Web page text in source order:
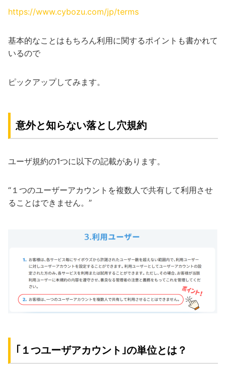
https://www.cybozu.com/jp/terms
基本的なことはもちろん利用に関するポイントも書かれて
いるので
ピックアップしてみます。
意外と知らない落とし穴規約
ユーザ規約の1つに以下の記載があります。
“１つのユーザーアカウントを複数人で共有して利用させ
ることはできません。”
｢１つユーザアカウント｣の単位とは？